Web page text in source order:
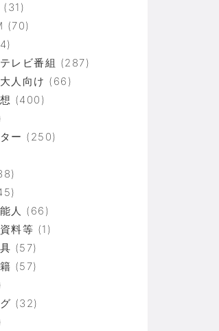
！！！！！！！
刃牙の風格だ
汚いんじゃ！」「ワシらが広島県
付けたため経産省の規約に抵触し
○万円使ってた！？
(31)
(70)
レビ番組 (287)
人向け (66)
(400)
ー (250)
人 (66)
料等 (1)
(57)
(57)
(32)